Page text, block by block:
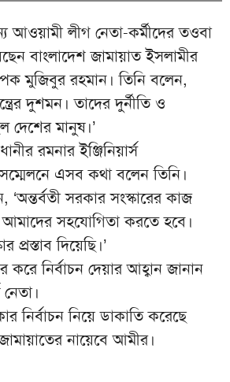
আওয়ামী লীগ নেতা-কর্মীদের তওবা
বাংলাদেশ জামায়াত ইসলামীর
মুজিবুর রহমান। তিনি বলেন,
দুশমন। তাদের দুর্নীতি ও
দেশের মানুষ।’
রমনার ইঞ্জিনিয়ার্স
এসব কথা বলেন তিনি।
সরকার সংস্কারের কাজ
আমাদের সহযোগিতা করতে হবে।
দিয়েছি।’
করে নির্বাচন দেয়ার আহ্বান জানান
নির্বাচন নিয়ে ডাকাতি করেছে
নায়েবে আমীর।